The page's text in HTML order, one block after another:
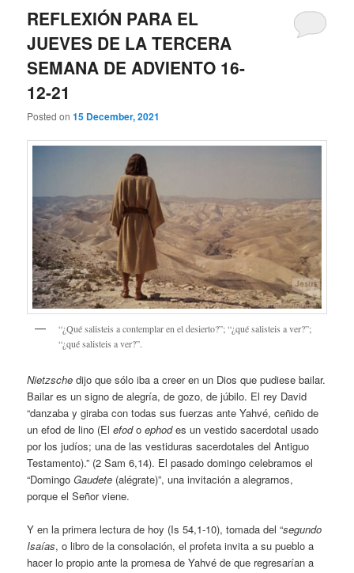
REFLEXIÓN PARA EL
JUEVES DE LA TERCERA
SEMANA DE ADVIENTO 16-
12-21
Posted on15 December, 2021
“¿Qué salisteis a contemplar en el desierto?”; “¿qué salisteis a ver?”;
“¿qué salisteis a ver?”.
Nietzsche dijo que sólo iba a creer en un Dios que pudiese bailar.
Bailar es un signo de alegría, de gozo, de júbilo. El rey David
“danzaba y giraba con todas sus fuerzas ante Yahvé, ceñido de
un efod de lino (Elefodoephodes un vestido sacerdotal usado
por los judíos; una de las vestiduras sacerdotales del Antiguo
Testamento).” (2 Sam 6,14). El pasado domingo celebramos el
“DomingoGaudete (alégrate)”, una invitación a alegrarnos,
porque el Señor viene.
Y en la primera lectura de hoy (Is 54,1-10), tomada del “segundo
Isaías, o libro de la consolación, el profeta invita a su pueblo a
hacer lo propio ante la promesa de Yahvé de que regresarían a